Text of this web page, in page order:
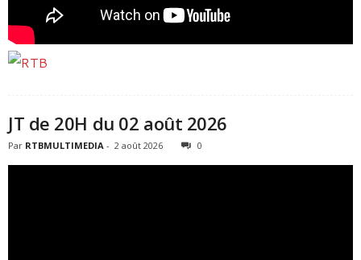
JT de 20H du 02 août 2026
Par RTBMULTIMEDIA - 2 août 2026 0